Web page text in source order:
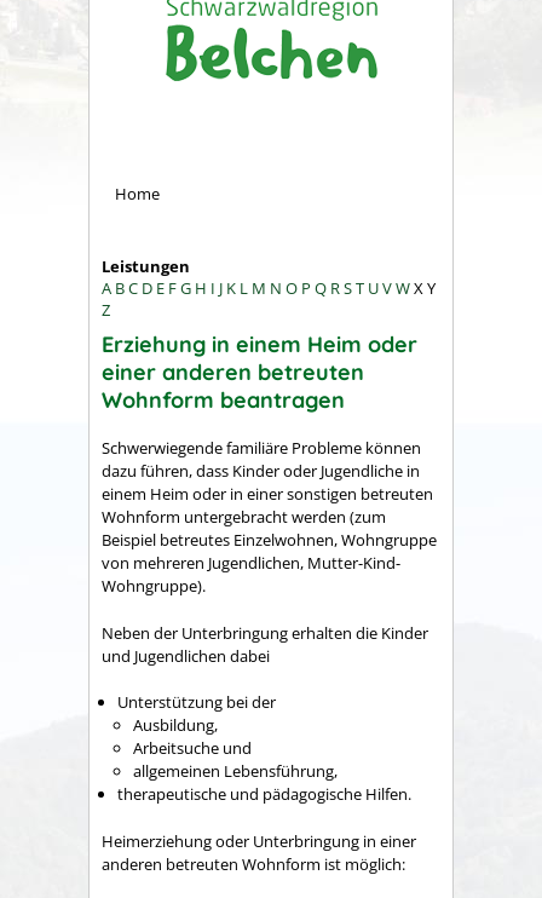
Home
Leistungen
A BC D E FG H I J K L M N O P Q RST UVWXY
Z
Erziehung in einem Heim oder
einer anderen betreuten
Wohnform beantragen
Schwerwiegende familiäre Probleme können
dazu führen, dass Kinder oder Jugendliche in
einem Heim oder in einer sonstigen betreuten
Wohnform untergebracht werden (zum
Beispiel betreutes Einzelwohnen, Wohngruppe
von mehreren Jugendlichen, Mutter-Kind-
Wohngruppe).
Neben der Unterbringung erhalten die Kinder
und Jugendlichen dabei
Unterstützung bei der
Ausbildung,
Arbeitsuche und
allgemeinen Lebensführung,
therapeutische und pädagogische Hilfen.
Heimerziehung oder Unterbringung in einer
anderen betreuten Wohnform ist möglich: